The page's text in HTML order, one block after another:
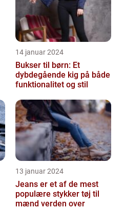
14 januar 2024
Bukser til børn: Et
dybdegående kig på både
funktionalitet og stil
13 januar 2024
Jeans er et af de mest
populære stykker tøj til
mænd verden over